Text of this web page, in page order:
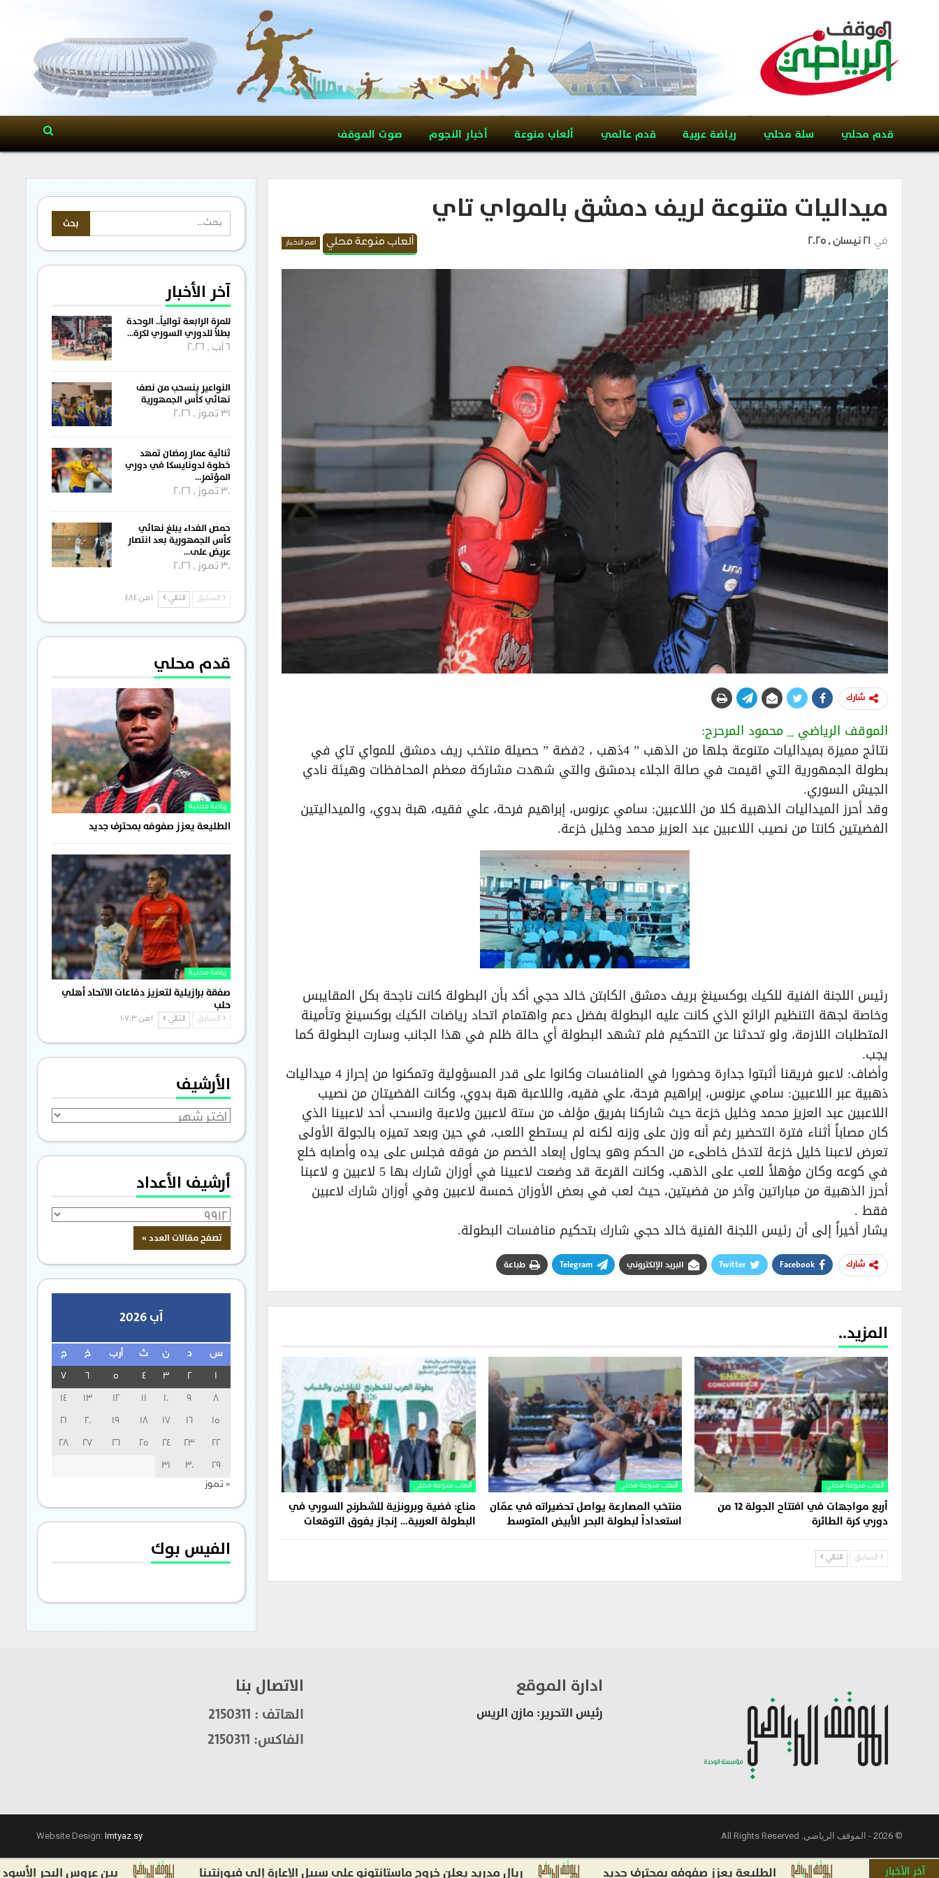
قدم محلي سلة محلي رياضة عربية قدم عالمي ألعاب منوعة أخبار النجوم صوت الموقف
ميداليات متنوعة لريف دمشق بالمواي تاي
ألعاب منوعة محلي اهم الاخبار في 21 نيسان , 2025
شارك
الموقف الرياضي _ محمود المرحرح:
نتائج مميزة بميداليات متنوعة جلها من الذهب ” 4ذهب ، 2فضة ” حصيلة منتخب ريف دمشق للمواي تاي في
بطولة الجمهورية التي اقيمت في صالة الجلاء بدمشق والتي شهدت مشاركة معظم المحافظات وهيئة نادي
الجيش السوري.
وقد أحرز الميداليات الذهبية كلا من اللاعبين: سامي عرنوس، إبراهيم فرحة، علي فقيه، هبة بدوي، والميداليتين
الفضيتين كانتا من نصيب اللاعبين عبد العزيز محمد وخليل خزعة.
رئيس اللجنة الفنية للكيك بوكسينغ بريف دمشق الكابتن خالد حجي أكد بأن البطولة كانت ناجحة بكل المقايبس
وخاصة لجهة التنظيم الرائع الذي كانت عليه البطولة بفضل دعم واهتمام اتحاد رياضات الكيك بوكسينغ وتأمينة
المتطلبات اللازمة، ولو تحدثنا عن التحكيم فلم تشهد البطولة أي حالة ظلم في هذا الجانب وسارت البطولة كما
يجب.
وأضاف: لاعبو فريقنا أثبتوا جدارة وحضورا في المنافسات وكانوا على قدر المسؤولية وتمكنوا من إحراز 4 ميداليات
ذهبية عبر اللاعبين: سامي عرنوس، إبراهيم فرحة، علي فقيه، واللاعبة هبة بدوي، وكانت الفضيتان من نصيب
اللاعبين عبد العزيز محمد وخليل خزعة حيث شاركنا بفريق مؤلف من ستة لاعبين ولاعبة وانسحب أحد لاعبينا الذي
كان مصاباً أثناء فترة التحضير رغم أنه وزن على وزنه لكنه لم يستطع اللعب، في حين وبعد تميزه بالجولة الأولى
تعرض لاعبنا خليل خزعة لتدخل خاطىء من الحكم وهو يحاول إبعاد الخصم من فوقه فجلس على يده وأصابه خلع
في كوعه وكان مؤهلاً للعب على الذهب، وكانت القرعة قد وضعت لاعبينا في أوزان شارك بها 5 لاعبين و لاعبنا
أحرز الذهبية من مباراتين وآخر من فضيتين، حيث لعب في بعض الأوزان خمسة لاعبين وفي أوزان شارك لاعبين
فقط .
يشار أخيراً إلى أن رئيس اللجنة الفنية خالد حجي شارك بتحكيم منافسات البطولة.
شارك Facebook
Twitter البريد الإلكتروني Telegram طباعة
المزيد..
ألعاب منوعة محلي
أربع مواجهات في افتتاح الجولة 12 من
دوري كرة الطائرة
ألعاب منوعة محلي
منتخب المصارعة يواصل تحضيراته في عمّان
استعداداً لبطولة البحر الأبيض المتوسط
ألعاب منوعة محلي
مناع: فضية وبرونزية للشطرنج السوري في
البطولة العربية… إنجاز يفوق التوقعات
السابق التالي
آخر الأخبار
للمرة الرابعة توالياً.. الوحدة
بطلاً للدوري السوري لكرة…
6 آب , 2026
النواعير ينسحب من نصف
نهائي كأس الجمهورية
31 تموز , 2026
ثنائية عمار رمضان تمهد
خطوة لدونايسكا في دوري
المؤتمر…
30 تموز , 2026
حمص الفداء يبلغ نهائي
كأس الجمهورية بعد انتصار
عريض على…
30 تموز , 2026
السابق التالي 1 من 484
قدم محلي
رياضة محلية
الطليعة يعزز صفوفه بمحترف جديد
رياضة محلية
صفقة برازيلية لتعزيز دفاعات الاتحاد أهلي
حلب
السابق التالي 1 من 1٬703
الأرشيف
الأرشيف
أرشيف الأعداد
آب 2026
س د ن ث أرب خ ج
1
2
3
4
5
6
7
8
9
10
11
12
13
14
15
16
17
18
19
20
21
22
23
24
25
26
27
28
29
30
31
« تموز
الفيس بوك
ادارة الموقع
رئيس التحرير: مازن الريس
الاتصال بنا
الهاتف : 2150311
الفاكس: 2150311
© 2026 - الموقف الرياضي. All Rights Reserved. Website Design: Imtyaz.sy
آخر الأخبار الطليعة يعزز صفوفه بمحترف جديد ريال مدريد يعلن خروج ماستانتونو على سبيل الإعارة إلى فيورنتينا بين عروس البحر الأسود وصلاح.. حكاية الرقم 61 ولماذا ارتداه